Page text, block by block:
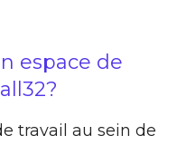
espace de
travail au sein de